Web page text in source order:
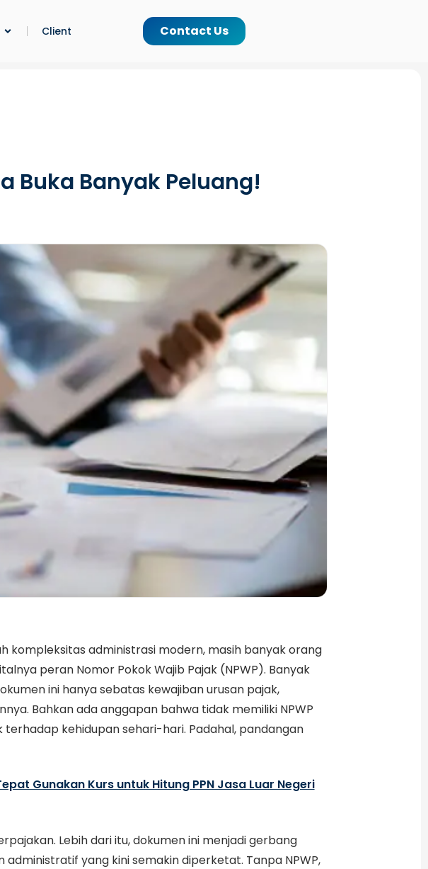
Client Contact Us
Buka Banyak Peluang!
kompleksitas administrasi modern, masih banyak orang
peran Nomor Pokok Wajib Pajak (NPWP). Banyak
ini hanya sebatas kewajiban urusan pajak,
Bahkan ada anggapan bahwa tidak memiliki NPWP
kehidupan sehari-hari. Padahal, pandangan
Gunakan Kurs untuk Hitung PPN Jasa Luar Negeri
Lebih dari itu, dokumen ini menjadi gerbang
yang kini semakin diperketat. Tanpa NPWP,